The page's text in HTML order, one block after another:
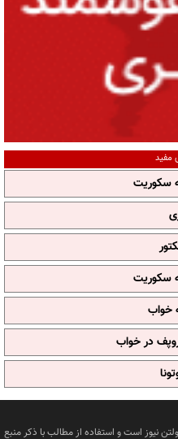
مفید
سکوریت
سکوریت
خواب
در خواب
نیوز است و استفاده از مطالب با ذکر منبع